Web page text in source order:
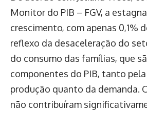
Monitor do PIB – FGV, a
crescimento, com apenas 0,1%
reflexo da desaceleração do
do consumo das famílias, que
componentes do PIB, tanto
produção quanto da demanda.
não contribuíram